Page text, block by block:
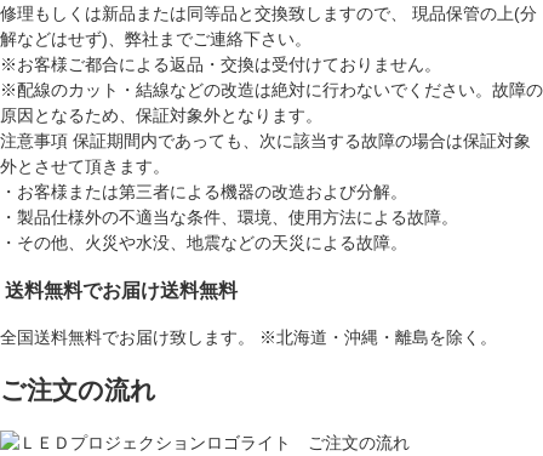
修理もしくは新品または同等品と交換致しますので、 現品保管の上(分
解などはせず)、弊社までご連絡下さい。
※お客様ご都合による返品・交換は受付けておりません。
※配線のカット・結線などの改造は絶対に行わないでください。故障の
原因となるため、保証対象外となります。
注意事項 保証期間内であっても、次に該当する故障の場合は保証対象
外とさせて頂きます。
・お客様または第三者による機器の改造および分解。
・製品仕様外の不適当な条件、環境、使用方法による故障。
・その他、火災や水没、地震などの天災による故障。
送料無料でお届け送料無料
全国送料無料でお届け致します。 ※北海道・沖縄・離島を除く。
ご注文の流れ